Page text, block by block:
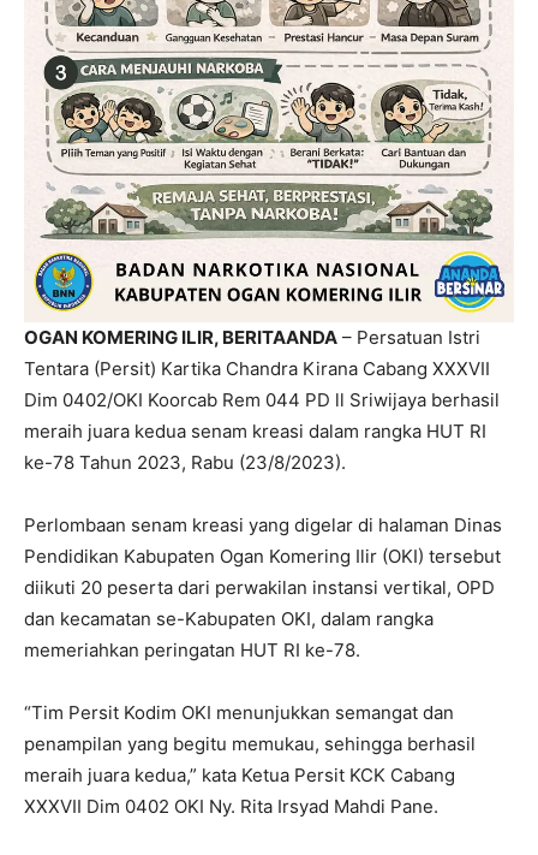
OGAN KOMERING ILIR, BERITAANDA – Persatuan Istri
Tentara (Persit) Kartika Chandra Kirana Cabang XXXVII
Dim 0402/OKI Koorcab Rem 044 PD ll Sriwijaya berhasil
meraih juara kedua senam kreasi dalam rangka HUT RI
ke-78 Tahun 2023, Rabu (23/8/2023).
Perlombaan senam kreasi yang digelar di halaman Dinas
Pendidikan Kabupaten Ogan Komering Ilir (OKI) tersebut
diikuti 20 peserta dari perwakilan instansi vertikal, OPD
dan kecamatan se-Kabupaten OKI, dalam rangka
memeriahkan peringatan HUT RI ke-78.
“Tim Persit Kodim OKI menunjukkan semangat dan
penampilan yang begitu memukau, sehingga berhasil
meraih juara kedua,” kata Ketua Persit KCK Cabang
XXXVII Dim 0402 OKI Ny. Rita Irsyad Mahdi Pane.